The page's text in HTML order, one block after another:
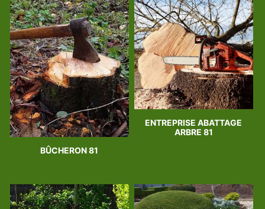
BÛCHERON 81
ENTREPRISE ABATTAGE
ARBRE 81